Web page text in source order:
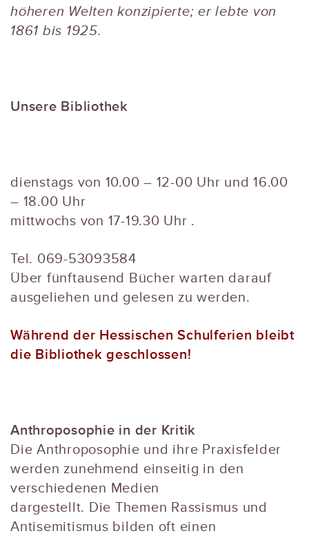
höheren Welten konzipierte; er lebte von
1861 bis 1925.
Unsere Bibliothek
dienstags von 10.00 – 12-00 Uhr und 16.00
– 18.00 Uhr
mittwochs von 17-19.30 Uhr .
Tel. 069-53093584
Über fünftausend Bücher warten darauf
ausgeliehen und gelesen zu werden.
Während der Hessischen Schulferien bleibt
die Bibliothek geschlossen!
Anthroposophie in der Kritik
Die Anthroposophie und ihre Praxisfelder
werden zunehmend einseitig in den
verschiedenen Medien
dargestellt. Die Themen Rassismus und
Antisemitismus bilden oft einen